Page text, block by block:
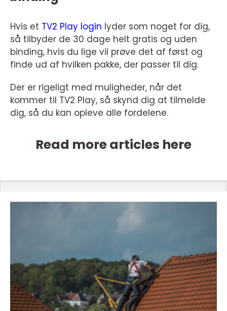
Hvis et TV2 Play login lyder som noget for dig,
så tilbyder de 30 dage helt gratis og uden
binding, hvis du lige vil prøve det af først og
finde ud af hvilken pakke, der passer til dig.
Der er rigeligt med muligheder, når det
kommer til TV2 Play, så skynd dig at tilmelde
dig, så du kan opleve alle fordelene.
Read more articles here